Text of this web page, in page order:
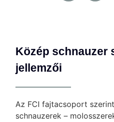
Közép schnauzer
jellemzői
Az FCI fajtacsoport
schnauzerek –